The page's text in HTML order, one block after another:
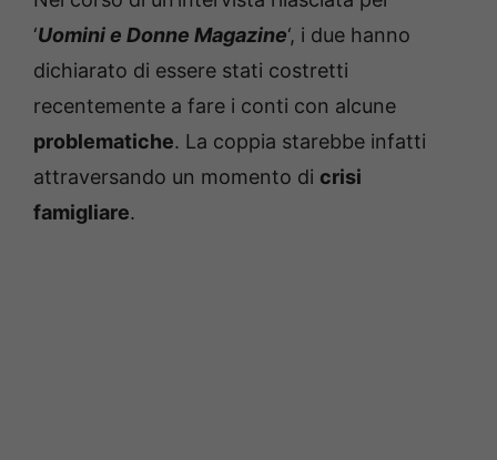
‘Uomini e Donne Magazine‘, i due hanno
dichiarato di essere stati costretti
recentemente a fare i conti con alcune
problematiche. La coppia starebbe infatti
attraversando un momento di crisi
famigliare.